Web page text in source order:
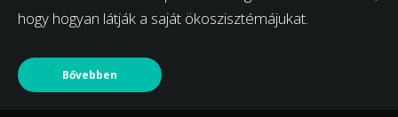
hogy hogyan látják a saját ökoszisztémájukat.
Bővebben